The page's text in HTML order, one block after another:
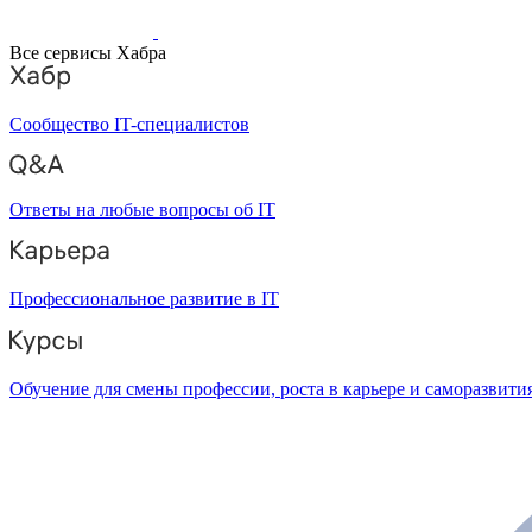
Все сервисы Хабра
Сообщество IT-специалистов
Ответы на любые вопросы об IT
Профессиональное развитие в IT
Обучение для смены профессии, роста в карьере и